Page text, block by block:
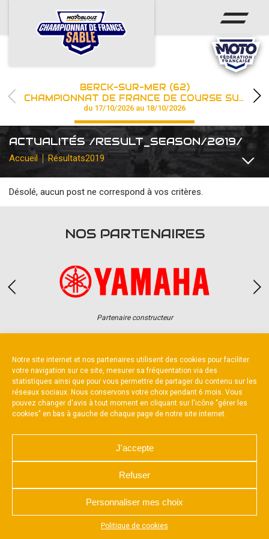
Notre site internet et nos partenaires utilisent des cookies pour faciliter
votre navigation sur ce site, mesurer sa fréquentation via des
statistiques ainsi que pour vous permettre de partager du contenu sur les
réseaux sociaux. Nous conservons votre choix pendant 6 mois. Vous
pouvez changer d'avis à tout moment en cliquant sur l'icône "gérer les
cookies" en bas à gauche de chaque page de notre site internet.
J'accepte
Refuser
Personnaliser mes choix
Politique de cookies
Appuyez sur le bouton partager en bas de votre
ACCUEIL
ACTUS
CHAMPIONNAT
RÉSULTATS
PHOTOS / WEB TV
PARTENAIRES
les engagements
BERCK-SUR-MER (62)
CHAMPIONNAT DE FRANCE DE COURSE SUR SABLE
du 17/10/2026 au 18/10/2026
ACTUALITÉS /RESULT_SEASON/2019/
Accueil Résultats2019
Désolé, aucun post ne correspond à vos critères.
NOS PARTENAIRES
Partenaire constructeur
NOUS CONTACTER
MENTIONS LÉGALES
CHARTE DE CONFIDENTIALITÉ
POLITIQUE D’UTILISATION DES COOKIES